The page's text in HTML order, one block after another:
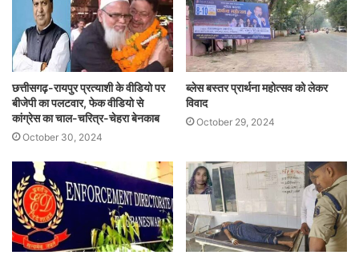
छत्तीसगढ़-रायपुर प्रत्याशी के वीडियो पर
बीजेपी का पलटवार, फेक वीडियो से
कांग्रेस का चाल-चरित्र-चेहरा बेनकाब
October 30, 2024
ब्लेस बस्तर प्रार्थना महोत्सव को लेकर
विवाद
October 29, 2024